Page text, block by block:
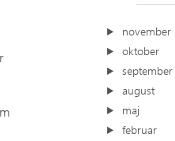
november
oktober
september
august
maj
februar